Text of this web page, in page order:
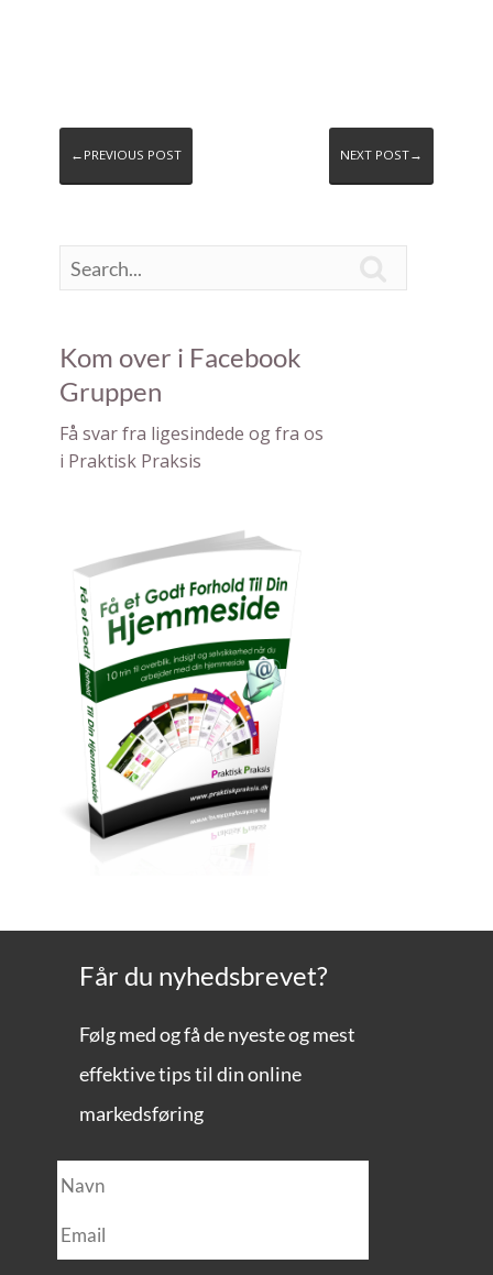
←PREVIOUS POST NEXT POST→
Kom over i Facebook
Gruppen
F å svar fra ligesindede og fra os
i Pra ktisk Praksis
Får du nyhedsbrevet?
Følg med og få de nyeste og mest
effektive tips til din online
markedsføring